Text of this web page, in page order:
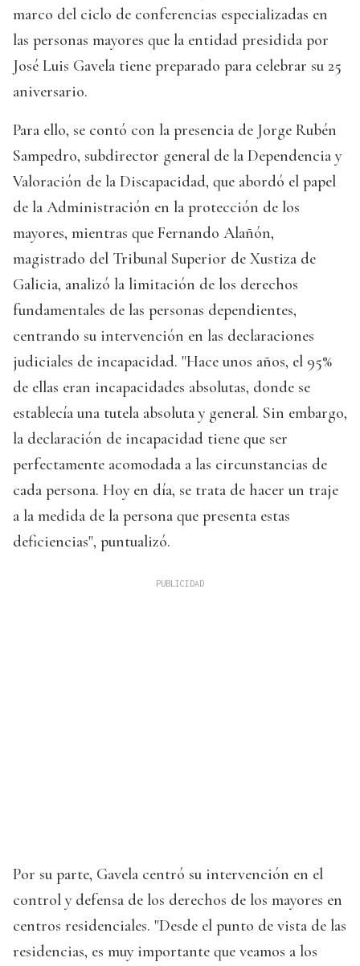
marco del ciclo de conferencias especializadas en
las personas mayores que la entidad presidida por
José Luis Gavela tiene preparado para celebrar su 25
aniversario.
Para ello, se contó con la presencia de Jorge Rubén
Sampedro, subdirector general de la Dependencia y
Valoración de la Discapacidad, que abordó el papel
de la Administración en la protección de los
mayores, mientras que Fernando Alañón,
magistrado del Tribunal Superior de Xustiza de
Galicia, analizó la limitación de los derechos
fundamentales de las personas dependientes,
centrando su intervención en las declaraciones
judiciales de incapacidad. "Hace unos años, el 95%
de ellas eran incapacidades absolutas, donde se
establecía una tutela absoluta y general. Sin embargo,
la declaración de incapacidad tiene que ser
perfectamente acomodada a las circunstancias de
cada persona. Hoy en día, se trata de hacer un traje
a la medida de la persona que presenta estas
deficiencias", puntualizó.
Por su parte, Gavela centró su intervención en el
control y defensa de los derechos de los mayores en
centros residenciales. "Desde el punto de vista de las
residencias, es muy importante que veamos a los